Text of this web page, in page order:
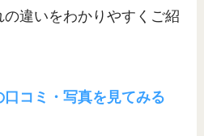
違いをわかりやすくご紹
口コミ・写真を見てみる